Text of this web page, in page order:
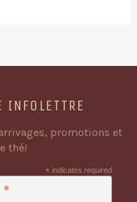
promotions et
thé!
* indicates required
*